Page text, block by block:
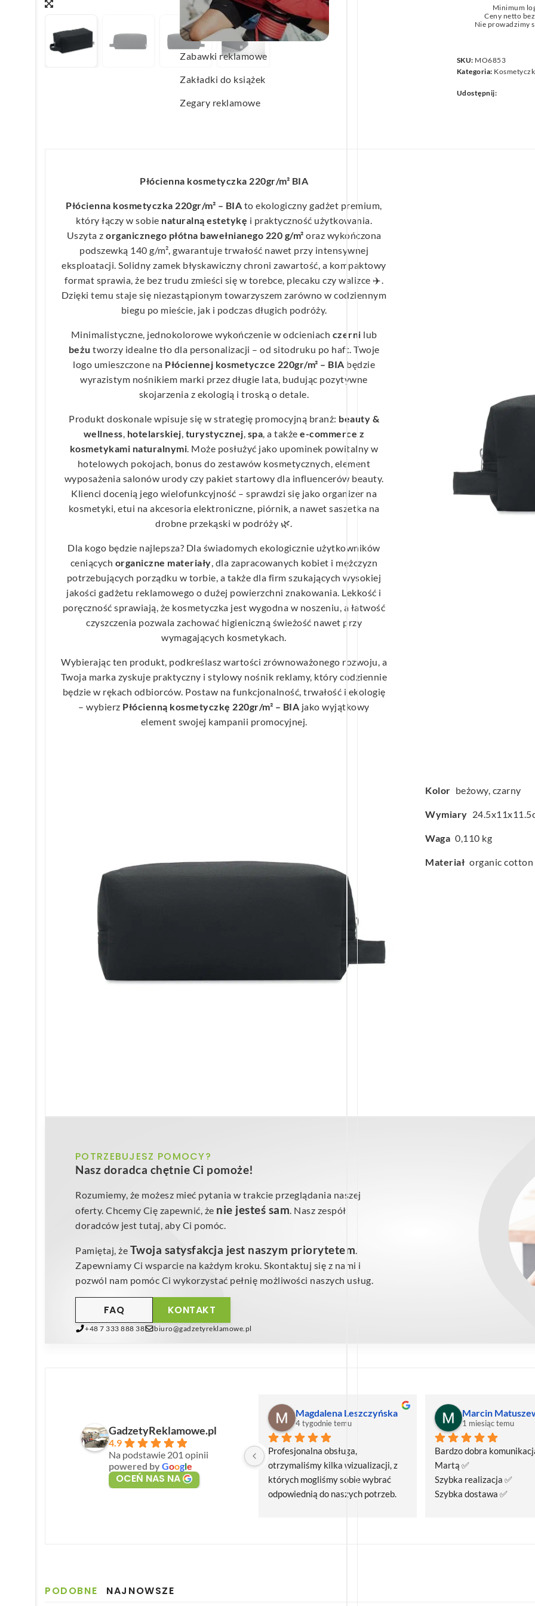
Wachlarze reklamowe
Wagi kuchenne
Zabawki reklamowe
Zakładki do książek
Zegary reklamowe
Minimum
Ceny netto
Nie prowadzimy
SKU: MO6853
Kategoria:
Udostępnij:
Płócienna kosmetyczka 220gr/m² BIA
Płócienna kosmetyczka 220gr/m² – BIA to ekologiczny gadżet premium,
który łączy w sobie naturalną estetykę i praktyczność użytkowania.
Uszyta z organicznego płótna bawełnianego 220 g/m² oraz wykończona
podszewką 140 g/m², gwarantuje trwałość nawet przy intensywnej
eksploatacji. Solidny zamek błyskawiczny chroni zawartość, a kompaktowy
format sprawia, że bez trudu zmieści się w torebce, plecaku czy walizce ✈️.
Dzięki temu staje się niezastąpionym towarzyszem zarówno w codziennym
biegu po mieście, jak i podczas długich podróży.
Minimalistyczne, jednokolorowe wykończenie w odcieniach czerni lub
beżu tworzy idealne tło dla personalizacji – od sitodruku po haft. Twoje
logo umieszczone na Płóciennej kosmetyczce 220gr/m² – BIA będzie
wyrazistym nośnikiem marki przez długie lata, budując pozytywne
skojarzenia z ekologią i troską o detale.
Produkt doskonale wpisuje się w strategię promocyjną branż: beauty &
wellness, hotelarskiej, turystycznej, spa, a takżee-commerce z
kosmetykami naturalnymi. Może posłużyć jako upominek powitalny w
hotelowych pokojach, bonus do zestawów kosmetycznych, element
wyposażenia salonów urody czy pakiet startowy dla influencerów beauty.
Klienci docenią jego wielofunkcyjność – sprawdzi się jako organizer na
kosmetyki, etui na akcesoria elektroniczne, piórnik, a nawet saszetka na
drobne przekąski w podróży 🌿.
Dla kogo będzie najlepsza? Dla świadomych ekologicznie użytkowników
ceniących organiczne materiały, dla zapracowanych kobiet i mężczyzn
potrzebujących porządku w torbie, a także dla firm szukających wysokiej
jakości gadżetu reklamowego o dużej powierzchni znakowania. Lekkość i
poręczność sprawiają, że kosmetyczka jest wygodna w noszeniu, a łatwość
czyszczenia pozwala zachować higieniczną świeżość nawet przy
wymagających kosmetykach.
Wybierając ten produkt, podkreślasz wartości zrównoważonego rozwoju, a
Twoja marka zyskuje praktyczny i stylowy nośnik reklamy, który codziennie
będzie w rękach odbiorców. Postaw na funkcjonalność, trwałość i ekologię
– wybierz Płócienną kosmetyczkę 220gr/m² – BIA jako wyjątkowy
element swojej kampanii promocyjnej.
Kolor beżowy, czarny
Wymiary
Waga 0,110 kg
Materiał organic cotton
POTRZEBUJESZ POMOCY?
Nasz doradca chętnie Ci pomoże!
Rozumiemy, że możesz mieć pytania w trakcie przeglądania naszej
oferty. Chcemy Cię zapewnić, że nie jesteś sam. Nasz zespół
doradców jest tutaj, aby Ci pomóc.
Pamiętaj, że Twoja satysfakcja jest naszym priorytetem.
Zapewniamy Ci wsparcie na każdym kroku. Skontaktuj się z nami i
pozwól nam pomóc Ci wykorzystać pełnię możliwości naszych usług.
KONTAKT
FAQ
+48 7 333 888 38 biuro@gadzetyreklamowe.pl
GadzetyReklamowe.pl
4.9
Na podstawie 201 opinii
powered byGoogle
OCEŃ NAS NA
Magdalena Leszczyńska
4 tygodnie temu
Profesjonalna obsługa,
otrzymaliśmy kilka wizualizacji, z
których mogliśmy sobie wybrać
odpowiednią do naszych potrzeb.
Marcin
1 miesiąc temu
Bardzo dobra
Martą ✅
Szybka realizacja ✅
Szybka dostawa ✅
PODOBNE NAJNOWSZE